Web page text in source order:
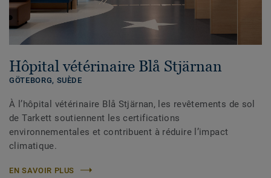
Hôpital vétérinaire Blå Stjärnan
GÖTEBORG, SUÈDE
À l’hôpital vétérinaire Blå Stjärnan, les revêtements de sol
de Tarkett soutiennent les certifications
environnementales et contribuent à réduire l’impact
climatique.
EN SAVOIR PLUS